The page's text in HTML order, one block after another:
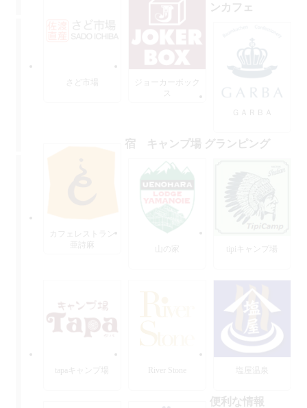
さど市場
ジョーカーボック
ス
ンカフェ
ＧＡＲＢＡ
カフェレストラン
亜詩麻
宿 キャンプ場 グランピング
山の家 tipiキャンプ場
tapaキャンプ場 River Stone 塩屋温泉
便利な情報